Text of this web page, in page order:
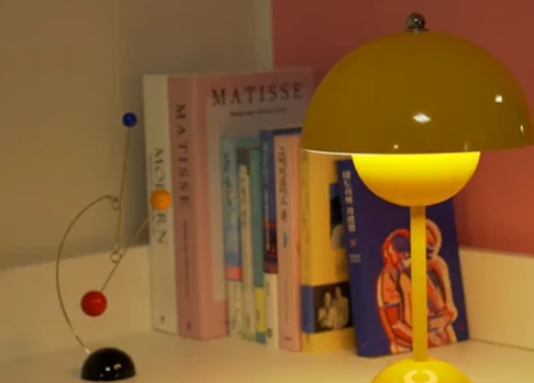
ディア 4 をモーダルで開く